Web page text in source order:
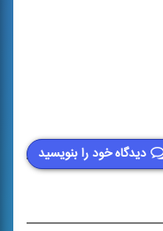
دیدگاه خود را بنویسید